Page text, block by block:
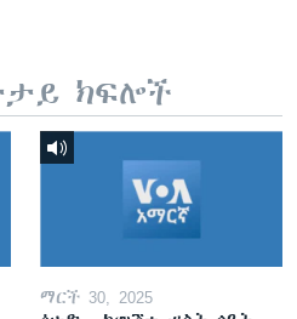
ክፍሎች
ማርች 30, 2025